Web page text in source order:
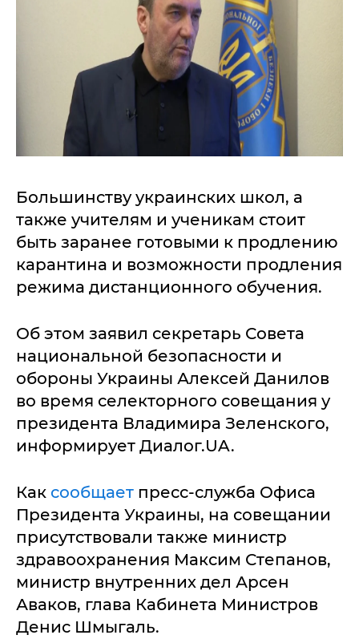
Большинству украинских школ, а
также учителям и ученикам стоит
быть заранее готовыми к продлению
карантина и возможности продления
режима дистанционного обучения.
Об этом заявил секретарь Совета
национальной безопасности и
обороны Украины Алексей Данилов
во время селекторного совещания у
президента Владимира Зеленского,
информирует Диалог.UA.
Как сообщает пресс-служба Офиса
Президента Украины, на совещании
присутствовали также министр
здравоохранения Максим Степанов,
министр внутренних дел Арсен
Аваков, глава Кабинета Министров
Денис Шмыгаль.